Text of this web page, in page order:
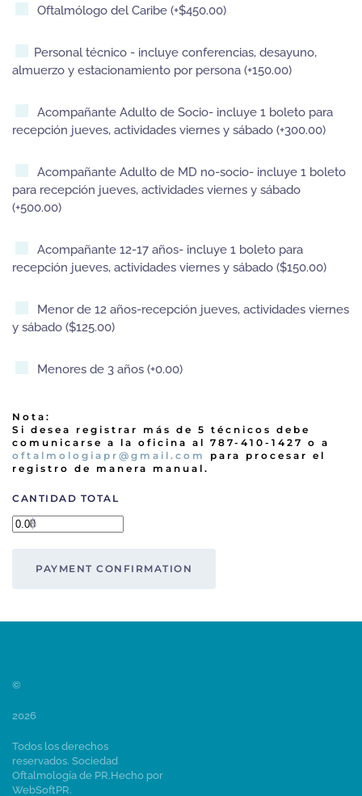
Oftalmólogo del Caribe (+$450.00)
almuerzo y estacionamiento por persona (+150.00)
recepción jueves, actividades viernes y sábado (+300.00)
para recepción jueves, actividades viernes y sábado
(+500.00)
recepción jueves, actividades viernes y sábado ($150.00)
Menor de 12 años-recepción jueves, actividades viernes
y sábado ($125.00)
Menores de 3 años (+0.00)
Nota:
Si desea registrar más de 5 técnicos debe
comunicarse a la oficina al 787-410-1427 o a
oftalmologiapr@gmail.com
para procesar el
registro de manera manual.
CANTIDAD TOTAL
$
©
2026
Todos los derechos
reservados. Sociedad
Oftalmología de PR.Hecho por
WebSoftPR.